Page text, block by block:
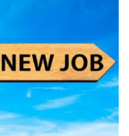
có thể ảnh hưởng lâu dài